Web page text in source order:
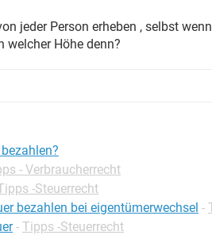
jeder Person erheben , selbst
welcher Höhe denn?
- Verbraucherrecht
-Steuerrecht
bezahlen bei eigentümerwechsel -
- Tipps -Steuerrecht